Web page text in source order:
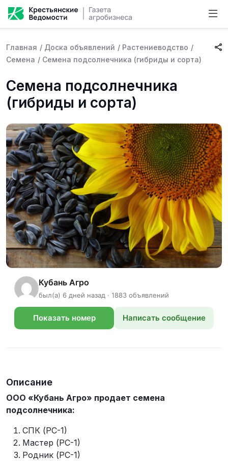
Главная / Доска объявлений / Растениеводство /
Семена / Семена подсолнечника (гибриды и сорта)
Семена подсолнечника
(гибриды и сорта)
Кубань Агро
был(а) 6 дней назад · 1883 объявлений
Показать номер Написать сообщение
Описание
ООО «Кубань Агро» продает семена
подсолнечника:
СПК (РС-1)
Мастер (РС-1)
Родник (РС-1)